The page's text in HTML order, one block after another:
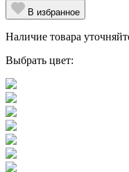
В избранное
Наличие товара
Выбрать цвет: